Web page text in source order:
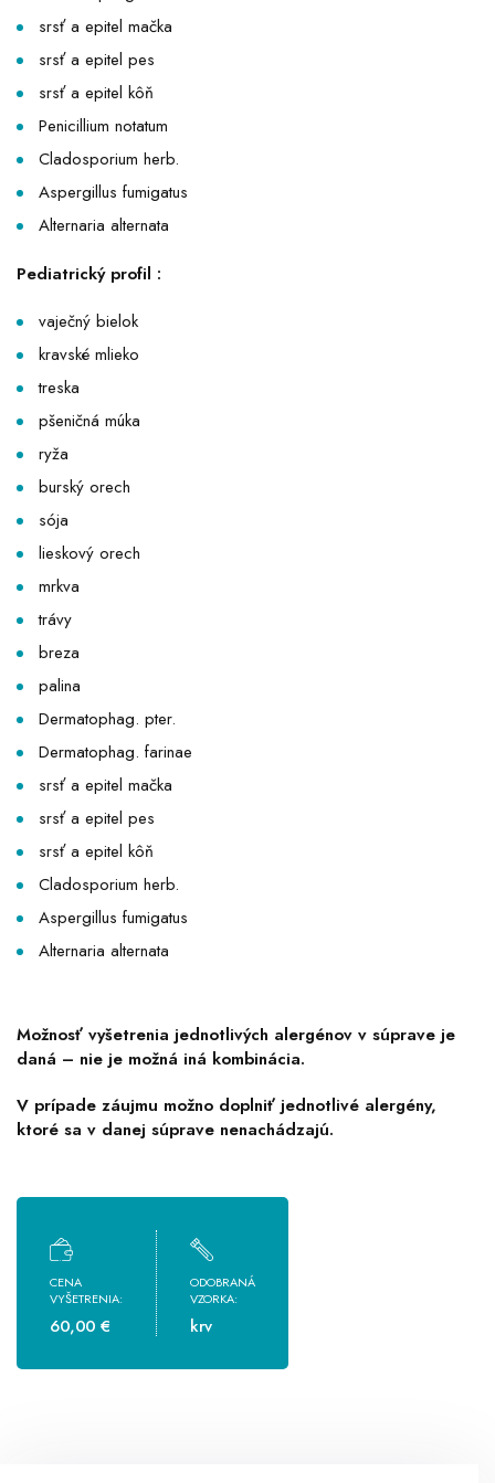
srsť a epitel mačka
srsť a epitel pes
srsť a epitel kôň
Penicillium notatum
Cladosporium herb.
Aspergillus fumigatus
Alternaria alternata
Pediatrický profil :
vaječný bielok
kravské mlieko
treska
pšeničná múka
ryža
burský orech
sója
lieskový orech
mrkva
trávy
breza
palina
Dermatophag. pter.
Dermatophag. farinae
srsť a epitel mačka
srsť a epitel pes
srsť a epitel kôň
Cladosporium herb.
Aspergillus fumigatus
Alternaria alternata
Možnosť vyšetrenia jednotlivých alergénov v súprave je
daná – nie je možná iná kombinácia.
V prípade záujmu možno doplniť jednotlivé alergény,
ktoré sa v danej súprave nenachádzajú.
CENA
VYŠETRENIA:
60,00 €
ODOBRANÁ
VZORKA:
krv